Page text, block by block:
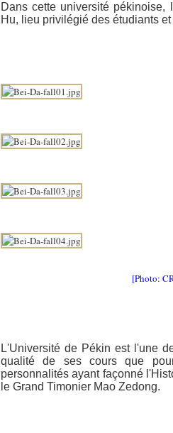
Dans cette université
Hu, lieu privilégié des étudiants
[Photo:
L'Université de Pékin est l'une
qualité de ses cours que
personnalités ayant façonné
le Grand Timonier Mao Zedong.